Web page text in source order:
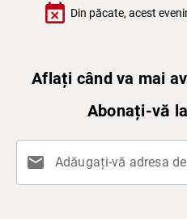
event_busy Din păcate, acest
Aflați când va mai
Abonați-vă
mail Adăugați-vă adresa